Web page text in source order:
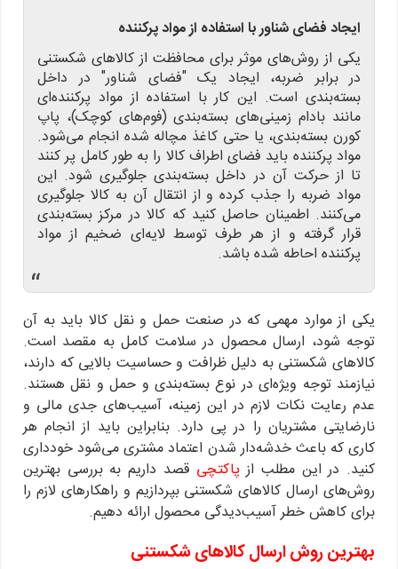
ایجاد فضای شناور با استفاده از مواد پرکننده
یکی از روش‌های موثر برای محافظت از کالاهای شکستنی
در برابر ضربه، ایجاد یک "فضای شناور" در داخل
بسته‌بندی است. این کار با استفاده از مواد پرکننده‌ای
مانند بادام زمینی‌های بسته‌بندی (فوم‌های کوچک)، پاپ
کورن بسته‌بندی، یا حتی کاغذ مچاله شده انجام می‌شود.
مواد پرکننده باید فضای اطراف کالا را به طور کامل پر کنند
تا از حرکت آن در داخل بسته‌بندی جلوگیری شود. این
مواد ضربه را جذب کرده و از انتقال آن به کالا جلوگیری
می‌کنند. اطمینان حاصل کنید که کالا در مرکز بسته‌بندی
قرار گرفته و از هر طرف توسط لایه‌ای ضخیم از مواد
پرکننده احاطه شده باشد.
“
یکی از موارد مهمی که در صنعت حمل و نقل کالا باید به آن
توجه شود، ارسال محصول در سلامت کامل به مقصد است.
کالاهای شکستنی به دلیل ظرافت و حساسیت بالایی که دارند،
نیازمند توجه ویژه‌ای در نوع بسته‌بندی و حمل و نقل هستند.
عدم رعایت نکات لازم در این زمینه، آسیب‌های جدی مالی و
نارضایتی مشتریان را در پی دارد. بنابراین باید از انجام هر
کاری که باعث خدشه‌دار شدن اعتماد مشتری می‌شود خودداری
کنید. در این مطلب ازپاکتچی قصد داریم به بررسی بهترین
روش‌های ارسال کالاهای شکستنی بپردازیم و راهکارهای لازم را
برای کاهش خطر آسیب‌دیدگی محصول ارائه دهیم.
بهترین روش ارسال کالاهای شکستنی